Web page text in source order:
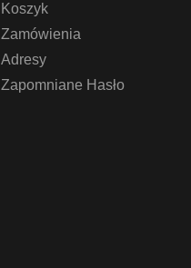
Koszyk
Zamówienia
Adresy
Zapomniane Hasło